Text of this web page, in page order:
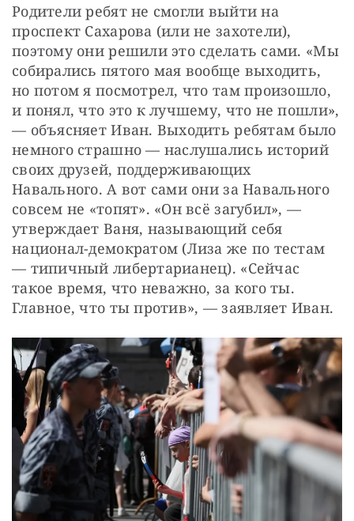
Родители ребят не смогли выйти на
проспект Сахарова (или не захотели),
поэтому они решили это сделать сами. «Мы
собирались пятого мая вообще выходить,
но потом я посмотрел, что там произошло,
и понял, что это к лучшему, что не пошли»,
— объясняет Иван. Выходить ребятам было
немного страшно — наслушались историй
своих друзей, поддерживающих
Навального. А вот сами они за Навального
совсем не «топят». «Он всё загубил», —
утверждает Ваня, называющий себя
национал-демократом (Лиза же по тестам
— типичный либертарианец). «Сейчас
такое время, что неважно, за кого ты.
Главное, что ты против», — заявляет Иван.